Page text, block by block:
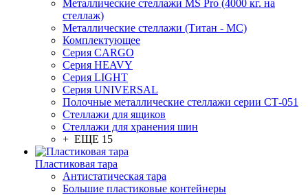
Металлические стеллажи MS Pro (4000 кг. на
стеллаж)
Металлические стеллажи (Титан - МС)
Комплектующее
Серия CARGO
Серия HEAVY
Серия LIGHT
Серия UNIVERSAL
Полочные металлические стеллажи серии СТ-051
Стеллажи для ящиков
Стеллажи для хранения шин
+ ЕЩЕ 15
Пластиковая тара
Антистатическая тара
Большие пластиковые контейнеры